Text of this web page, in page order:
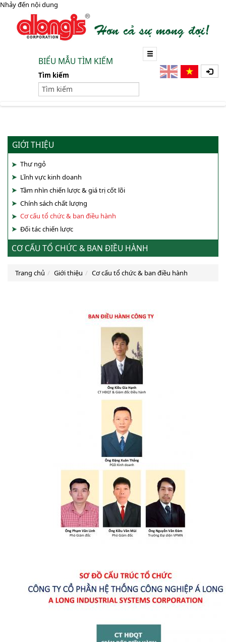
Nhảy đến nội dung
BIỂU MẪU TÌM KIẾM
Tìm kiếm
GIỚI THIỆU
Thư ngỏ
Lĩnh vực kinh doanh
Tầm nhìn chiến lược & giá trị cốt lõi
Chính sách chất lượng
Cơ cấu tổ chức & ban điều hành
Đối tác chiến lược
CƠ CẤU TỔ CHỨC & BAN ĐIỀU HÀNH
Trang chủ Giới thiệu Cơ cấu tổ chức & ban điều hành